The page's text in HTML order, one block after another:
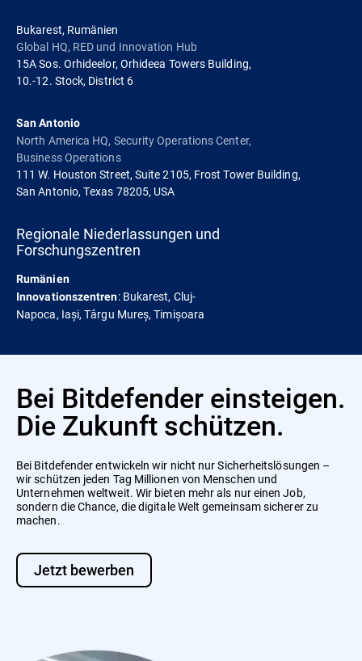
Bukarest, Rumänien
Global HQ, RED und Innovation Hub
15A Sos. Orhideelor, Orhideea Towers Building,
10.-12. Stock, District 6
San Antonio
North America HQ, Security Operations Center,
Business Operations
111 W. Houston Street, Suite 2105, Frost Tower Building,
San Antonio, Texas 78205, USA
Regionale Niederlassungen und
Forschungszentren
Rumänien
Innovationszentren: Bukarest, Cluj-
Napoca, Iași, Târgu Mureș, Timișoara
Bei Bitdefender einsteigen.
Die Zukunft schützen.
Bei Bitdefender entwickeln wir nicht nur Sicherheitslösungen –
wir schützen jeden Tag Millionen von Menschen und
Unternehmen weltweit. Wir bieten mehr als nur einen Job,
sondern die Chance, die digitale Welt gemeinsam sicherer zu
machen.
Jetzt bewerben